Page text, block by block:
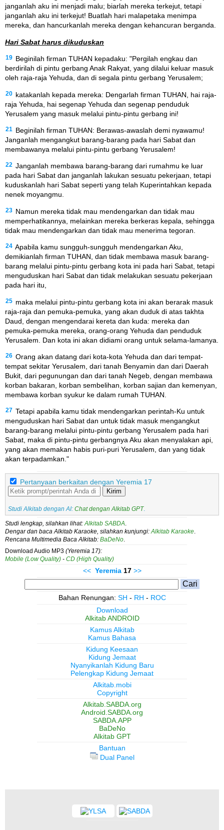
janganlah aku ini menjadi malu; biarlah mereka terkejut, tetapi
janganlah aku ini terkejut! Buatlah hari malapetaka menimpa
mereka, dan hancurkanlah mereka dengan kehancuran berganda.
Hari Sabat harus dikuduskan
19 Beginilah firman TUHAN kepadaku: "Pergilah engkau dan
berdirilah di pintu gerbang Anak Rakyat, yang dilalui keluar masuk
oleh raja-raja Yehuda, dan di segala pintu gerbang Yerusalem;
20 katakanlah kepada mereka: Dengarlah firman TUHAN, hai raja-
raja Yehuda, hai segenap Yehuda dan segenap penduduk
Yerusalem yang masuk melalui pintu-pintu gerbang ini!
21
Beginilah firman TUHAN: Berawas-awaslah demi nyawamu!
Janganlah mengangkut barang-barang pada hari Sabat dan
membawanya melalui pintu-pintu gerbang Yerusalem!
22 Janganlah membawa barang-barang dari rumahmu ke luar
pada hari Sabat dan janganlah lakukan sesuatu pekerjaan, tetapi
kuduskanlah hari Sabat seperti yang telah Kuperintahkan kepada
nenek moyangmu.
23 Namun mereka tidak mau mendengarkan dan tidak mau
memperhatikannya, melainkan mereka berkeras kepala, sehingga
tidak mau mendengarkan dan tidak mau menerima tegoran.
24 Apabila kamu sungguh-sungguh mendengarkan Aku,
demikianlah firman TUHAN, dan tidak membawa masuk barang-
barang melalui pintu-pintu gerbang kota ini pada hari Sabat, tetapi
menguduskan hari Sabat dan tidak melakukan sesuatu pekerjaan
pada hari itu,
25 maka melalui pintu-pintu gerbang kota ini akan berarak masuk
raja-raja dan pemuka-pemuka, yang akan duduk di atas takhta
Daud, dengan mengendarai kereta dan kuda: mereka dan
pemuka-pemuka mereka, orang-orang Yehuda dan penduduk
Yerusalem. Dan kota ini akan didiami orang untuk selama-lamanya.
26 Orang akan datang dari kota-kota Yehuda dan dari tempat-
tempat sekitar Yerusalem, dari tanah Benyamin dan dari Daerah
Bukit, dari pegunungan dan dari tanah Negeb, dengan membawa
korban bakaran, korban sembelihan, korban sajian dan kemenyan,
membawa korban syukur ke dalam rumah TUHAN.
27 Tetapi apabila kamu tidak mendengarkan perintah-Ku untuk
menguduskan hari Sabat dan untuk tidak masuk mengangkut
barang-barang melalui pintu-pintu gerbang Yerusalem pada hari
Sabat, maka di pintu-pintu gerbangnya Aku akan menyalakan api,
yang akan memakan habis puri-puri Yerusalem, dan yang tidak
akan terpadamkan."
Pertanyaan berkaitan dengan Yeremia 17
Kirim
Studi Alkitab dengan AI: Chat dengan Alkitab GPT.
Studi lengkap, silahkan lihat: Alkitab SABDA
Dengar dan baca Alkitab Karaoke, silahkan kunjungi: Alkitab Karaoke
Rencana Multimedia Baca Alkitab: BaDeNo
Download Audio MP3 (Yeremia 17):
Mobile (Low Quality) - CD (High Quality)
<< Yeremia17 >>
Bahan Renungan: SH - RH - ROC
Download
Alkitab ANDROID
Kamus Alkitab
Kamus Bahasa
Kidung Keesaan
Kidung Jemaat
Nyanyikanlah Kidung Baru
Pelengkap Kidung Jemaat
Alkitab.mobi
Copyright
Alkitab.SABDA.org
Android.SABDA.org
SABDA.APP
BaDeNo
Alkitab GPT
Bantuan
Dual Panel